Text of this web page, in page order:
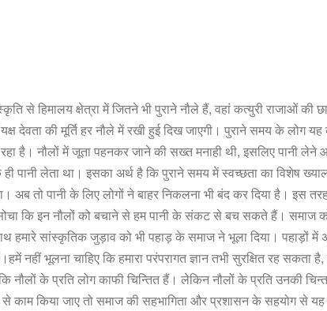
सेहिमालयक्षेत्रामेंजितनेभीपुरानेनौलेहैं, वहांकत्युरीराजाओंकी
यक्षदेवताकीमूर्तिहरनौलेमेंरखीहुईदिखजाएगी। पुरानेसमयकेलोगयह
रहाहै। नौलोंमेंजूतापहनकरजानेकीसख्तमनाही थी, इसलिएपानीलेने
हीपानीलेता था। इसकाअर्थहैकिपुरानेसमयमेंस्वच्छताकाविशेष
अबतोपानीकेलिएलोगोंनेबाहरनिकलनाभीबंदकरदियाहै। इस
किइननौलोंकोबचानेसेहमपानीकेसंकटसेबचसकतेहैं। समाज
हमारेसांस्कृतिकजुड़ावकोभीपहाड़केसमाजनेभूलादिया। पहाड़ोंमें
नहींभूलनाचाहिएकिहमारापरंपरागतज्ञानतभीसुरक्षितरहसकताहै,
नौलोंकेप्रतिलोगकाफीचिन्तितहैं। लेकिननौलोंकेप्रतिउनकी
सेकामकियाजाएतोसमाजकीसहभागिताऔरप्रशासनकेसहयोगसेयह